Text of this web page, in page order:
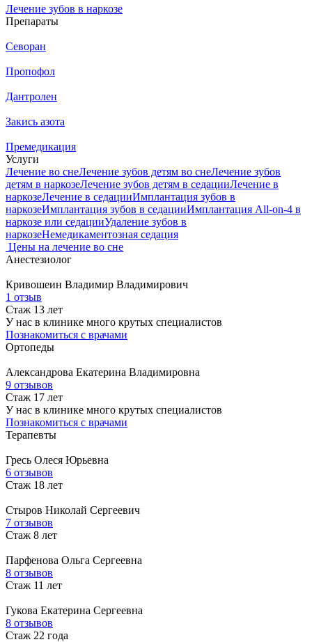
Лечение зубов в наркозе
Препараты
Севоран
Пропофол
Дантролен
Закись азота
Премедикация
Услуги
Лечение во снеЛечение зубов детям во снеЛечение зубов
детям в наркозеЛечение зубов детям в седацииЛечение в
наркозеЛечение в седацииИмплантация зубов в
наркозеИмплантация зубов в седацииИмплантация All-on-4 в
наркозе или седацииУдаление зубов в
наркозеНемедикаментозная седация
Цены на лечение во сне
Анестезиолог
Кривошеин Владимир Владимирович
1 отзыв
Стаж 13 лет
У нас в клинике много крутых специалистов
Познакомиться с врачами
Ортопеды
Александрова Екатерина Владимировна
9 отзывов
Стаж 17 лет
У нас в клинике много крутых специалистов
Познакомиться с врачами
Терапевты
Гресь Олеся Юрьевна
6 отзывов
Стаж 18 лет
Стыров Николай Сергеевич
7 отзывов
Стаж 8 лет
Парфенова Ольга Сергеевна
8 отзывов
Стаж 11 лет
Гукова Екатерина Сергеевна
8 отзывов
Стаж 22 года